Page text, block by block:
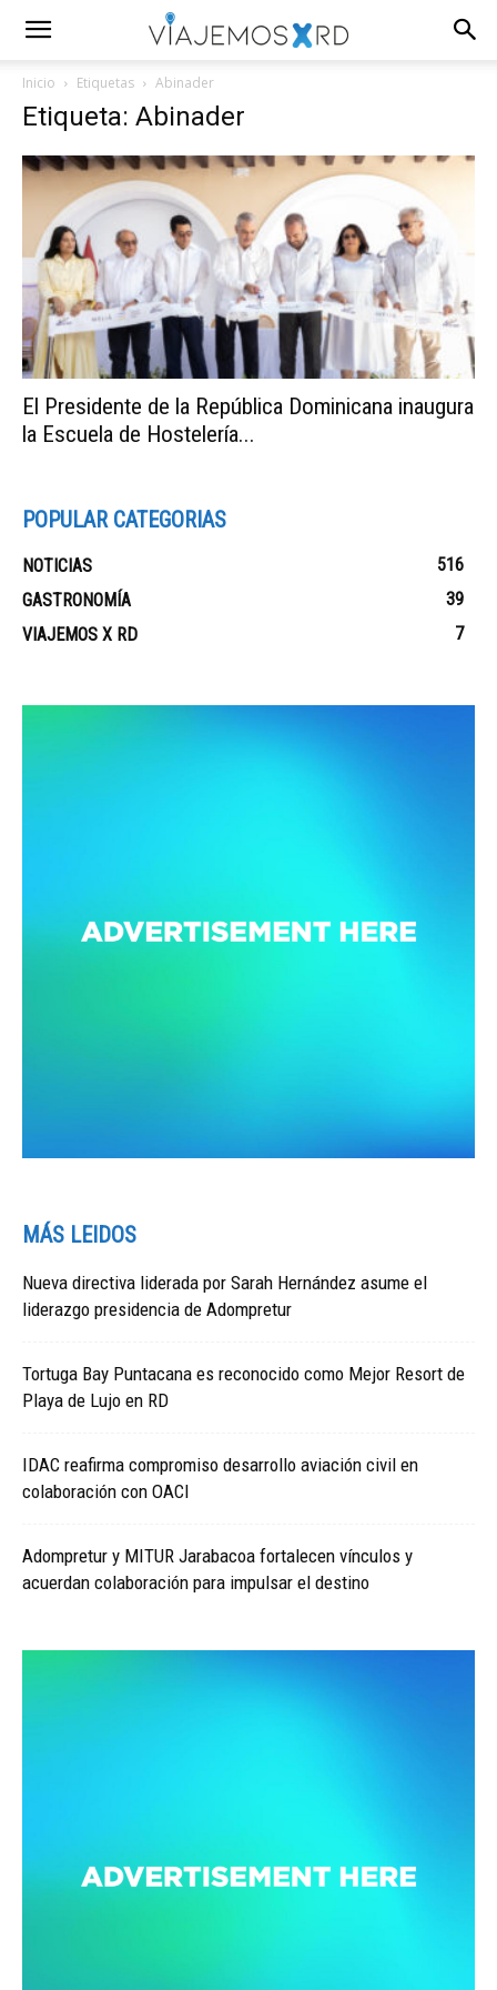
Inicio Etiquetas Abinader
Etiqueta: Abinader
El Presidente de la República Dominicana inaugura
la Escuela de Hostelería...
POPULAR CATEGORIAS
NOTICIAS
516
GASTRONOMÍA
39
VIAJEMOS X RD
7
MÁS LEIDOS
Nueva directiva liderada por Sarah Hernández asume el
liderazgo presidencia de Adompretur
Tortuga Bay Puntacana es reconocido como Mejor Resort de
Playa de Lujo en RD
IDAC reafirma compromiso desarrollo aviación civil en
colaboración con OACI
Adompretur y MITUR Jarabacoa fortalecen vínculos y
acuerdan colaboración para impulsar el destino